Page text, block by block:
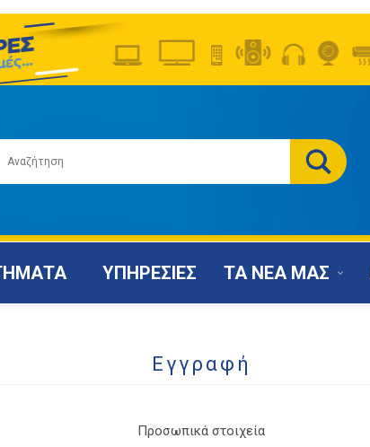
ΥΠΗΡΕΣΙΕΣ ΤΑ ΝΕΑ ΜΑΣ
Εγγραφή
Προσωπικά στοιχεία